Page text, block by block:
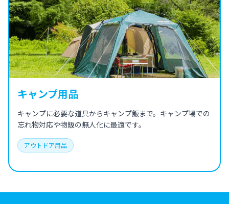
キャンプ用品
キャンプに必要な道具からキャンプ飯まで。キャンプ場での
忘れ物対応や物販の無人化に最適です。
アウトドア用品